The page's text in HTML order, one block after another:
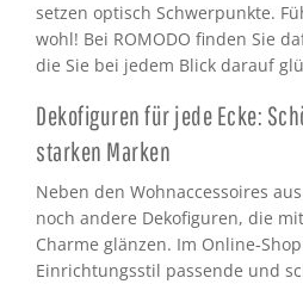
setzen optisch Schwerpunkte.
wohl! Bei ROMODO finden Sie
die Sie bei jedem Blick darauf
Dekofiguren für jede Ecke:
starken Marken
Neben den Wohnaccessoires
noch andere Dekofiguren, die
Charme glänzen. Im Online-
Einrichtungsstil passende und